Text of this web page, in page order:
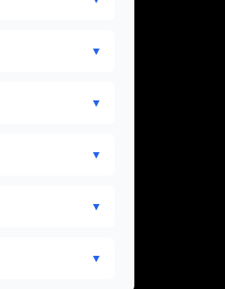
▼
▼
▼
▼
▼